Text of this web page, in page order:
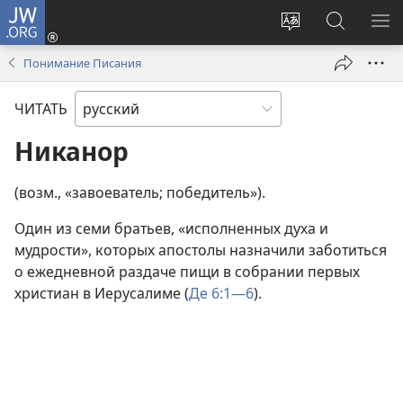
JW.ORG
Изменить
Войти
(открывается
окне)
Поиск
по
jw.org
Понимание Писания
ЧИТАТЬ
Никанор
(возм., «завоеватель; победитель»).
Один из семи братьев, «исполненных духа и
мудрости», которых апостолы назначили заботиться
о ежедневной раздаче пищи в собрании первых
христиан в Иерусалиме (Де 6:1—6).